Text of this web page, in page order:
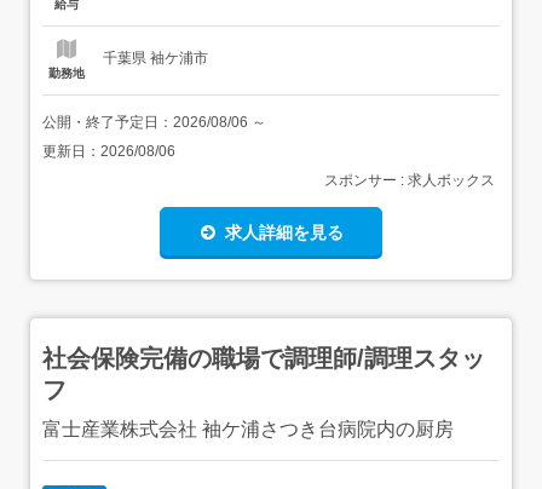
給与
勤務地
千葉県 袖ケ浦市
公開・終了予定日： 2026/08/06 ～
更新日： 2026/08/06
スポンサー : 求人ボックス
求人詳細を見る
社会保険完備の職場で調理師/調理スタッ
フ
富士産業株式会社 袖ケ浦さつき台病院内の厨房